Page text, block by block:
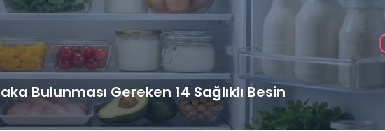
Bulunması Gereken 14 Sağlıklı Besin